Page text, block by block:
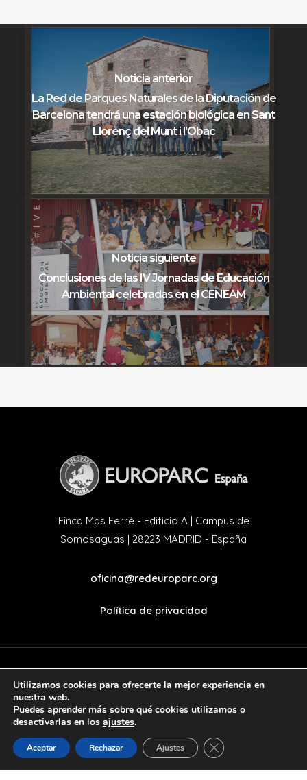
Noticia anterior
La Red de Parques Naturales de la Diputación de
Barcelona tendrá una estación biológica en Sant
Llorenç del Munt i l’Obac
Noticia siguiente
Conclusiones de las IV Jornadas de Educación
Ambiental celebradas en el CENEAM
Finca Mas Ferré - Edificio A | Campus de
Somosaguas | 28223 MADRID - España
oficina@redeuroparc.org
Política de privacidad
twitter facebook
© 2022. Handcrafted with love byMr. Addison
Utilizamos cookies para ofrecerte la mejor experiencia en
nuestra web.
Puedes aprender más sobre qué cookies utilizamos o
desactivarlas en los ajustes.
Aceptar Rechazar Ajustes Cerrar el banner de